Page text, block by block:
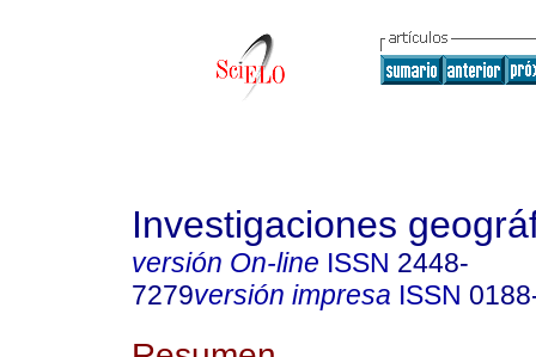
Investigaciones
versión On-line ISSN 2448-
7279versión impresa ISSN